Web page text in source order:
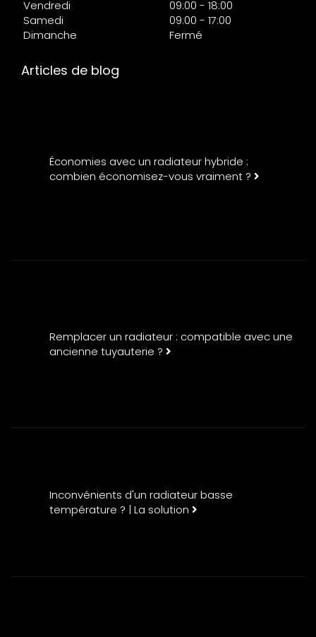
Vendredi
09:00 - 18:00
Samedi
09:00 - 17:00
Dimanche
Fermé
Articles de blog
Économies avec un radiateur hybride :
combien économisez-vous vraiment ?
Remplacer un radiateur : compatible avec une
ancienne tuyauterie ?
Inconvénients d'un radiateur basse
température ? | La solution